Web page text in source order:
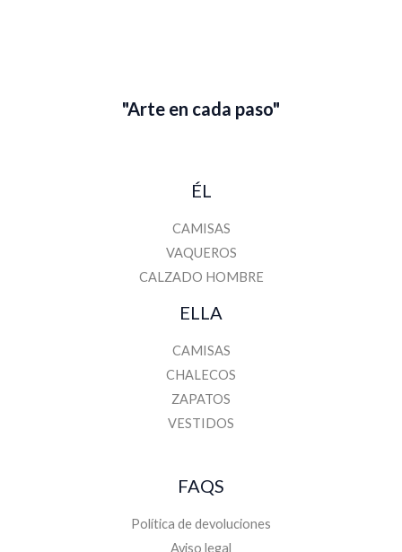
"Arte en cada paso"
ÉL
CAMISAS
VAQUEROS
CALZADO HOMBRE
ELLA
CAMISAS
CHALECOS
ZAPATOS
VESTIDOS
FAQS
Política de devoluciones
Aviso legal